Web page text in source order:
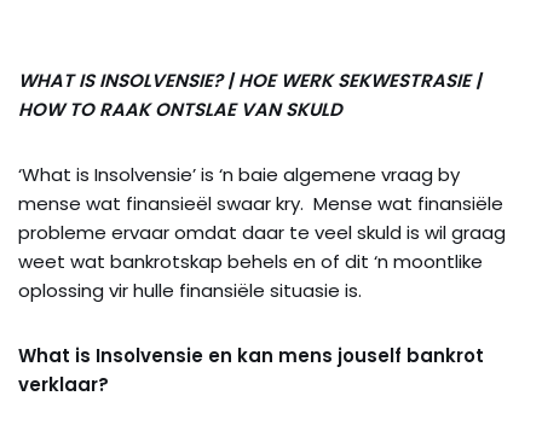
WHAT IS INSOLVENSIE? | HOE WERK SEKWESTRASIE |
HOW TO RAAK ONTSLAE VAN SKULD
‘What is Insolvensie’ is ‘n baie algemene vraag by
mense wat finansieël swaar kry. Mense wat finansiële
probleme ervaar omdat daar te veel skuld is wil graag
weet wat bankrotskap behels en of dit ‘n moontlike
oplossing vir hulle finansiële situasie is.
What is Insolvensie en kan mens jouself bankrot
verklaar?